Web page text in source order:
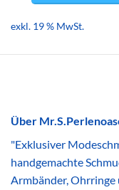
exkl. 19 % MwSt.
Über
"Exklusiver
handgemachte
Armbänder, Ohrringe